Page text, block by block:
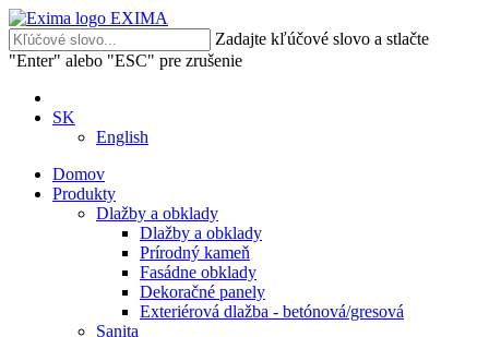
EXIMA
Zadajte kľúčové slovo a stlačte
"Enter" alebo "ESC" pre zrušenie
SK
English
Domov
Produkty
Dlažby a obklady
Dlažby a obklady
Prírodný kameň
Fasádne obklady
Dekoračné panely
Exteriérová dlažba - betónová/gresová
Sanita